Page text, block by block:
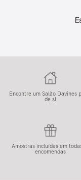
Encontre um Salão Davines
de si
Amostras incluídas em
encomendas